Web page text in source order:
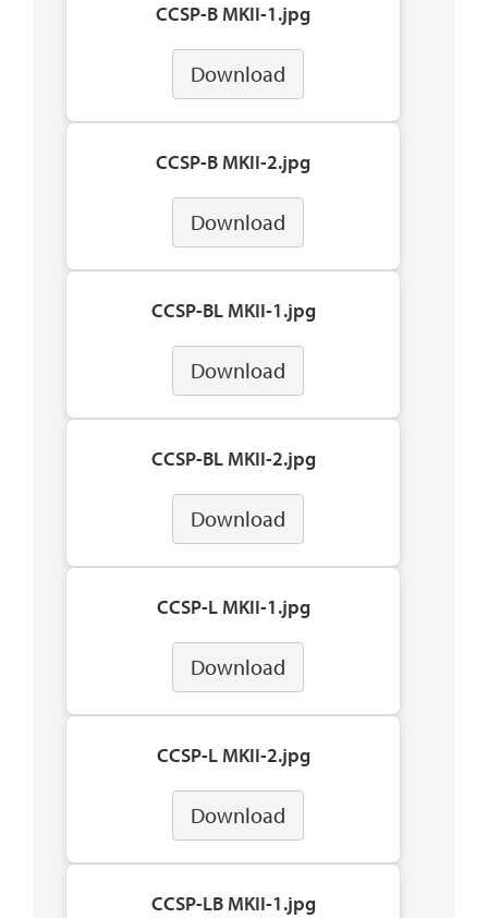
CCSP-B MKII-1.jpg
Download
CCSP-B MKII-2.jpg
Download
CCSP-BL MKII-1.jpg
Download
CCSP-BL MKII-2.jpg
Download
CCSP-L MKII-1.jpg
Download
CCSP-L MKII-2.jpg
Download
CCSP-LB MKII-1.jpg